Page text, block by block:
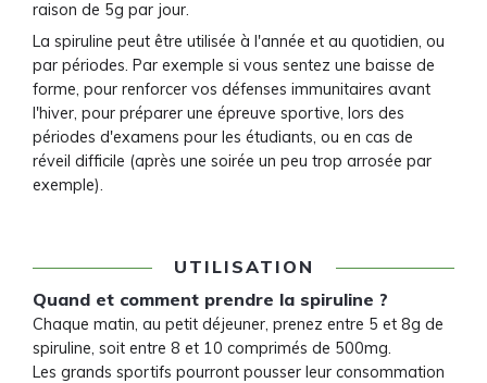
raison de 5g par jour.
La spiruline peut être utilisée à l'année et au quotidien, ou
par périodes. Par exemple si vous sentez une baisse de
forme, pour renforcer vos défenses immunitaires avant
l'hiver, pour préparer une épreuve sportive, lors des
périodes d'examens pour les étudiants, ou en cas de
réveil difficile (après une soirée un peu trop arrosée par
exemple).
UTILISATION
Quand et comment prendre la spiruline ?
Chaque matin, au petit déjeuner, prenez entre 5 et 8g de
spiruline, soit entre 8 et 10 comprimés de 500mg.
Les grands sportifs pourront pousser leur consommation